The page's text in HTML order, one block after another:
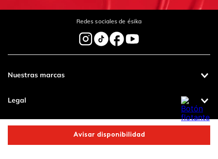
Avisar disponibilidad
Redes sociales de ésika
Nuestras marcas
Legal
Contáctanos